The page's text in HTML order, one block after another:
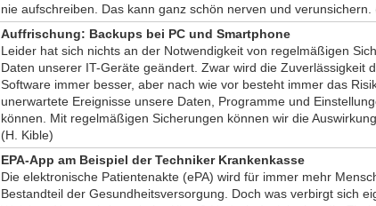
nie aufschreiben. Das kann ganz schön nerven und verunsichern.
Auffrischung: Backups bei PC und Smartphone
Leider hat sich nichts an der Notwendigkeit von regelmäßigen
Daten unserer IT-Geräte geändert. Zwar wird die Zuverlässigkeit
Software immer besser, aber nach wie vor besteht immer das
unerwartete Ereignisse unsere Daten, Programme und
können. Mit regelmäßigen Sicherungen können wir die
(H. Kible)
EPA-App am Beispiel der Techniker Krankenkasse
Die elektronische Patientenakte (ePA) wird für immer mehr
Bestandteil der Gesundheitsversorgung. Doch was verbirgt sich